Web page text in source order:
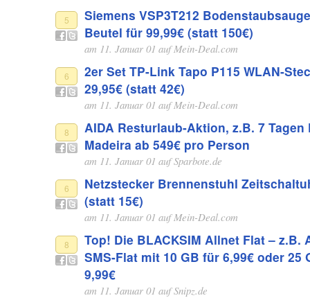
5
Siemens VSP3T212
Beutel für 99,99€ (statt 150€)
am 11. Januar 01 aufMein-Deal.com
6
2er Set TP-Link Tapo P115 WLAN-
29,95€ (statt 42€)
am 11. Januar 01 aufMein-Deal.com
8
AIDA Resturlaub-Aktion, z.B. 7 Tagen
Madeira ab 549€ pro Person
am 11. Januar 01 aufSparbote.de
6
Netz­ste­cker Bren­nen­stuhl
(statt 15€)
am 11. Januar 01 aufMein-Deal.com
8
Top! Die BLACKSIM Allnet Flat – z.B.
SMS-Flat mit 10 GB für 6,99€ oder 25
9,99€
am 11. Januar 01 aufSnipz.de